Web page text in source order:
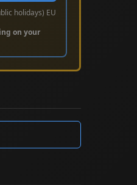
holidays) EU
on your